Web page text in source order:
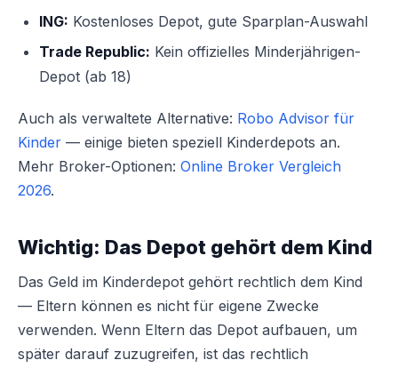
ING: Kostenloses Depot, gute Sparplan-Auswahl
Trade Republic: Kein offizielles Minderjährigen-
Depot (ab 18)
Auch als verwaltete Alternative: Robo Advisor für
Kinder — einige bieten speziell Kinderdepots an.
Mehr Broker-Optionen: Online Broker Vergleich
2026.
Wichtig: Das Depot gehört dem Kind
Das Geld im Kinderdepot gehört rechtlich dem Kind
— Eltern können es nicht für eigene Zwecke
verwenden. Wenn Eltern das Depot aufbauen, um
später darauf zuzugreifen, ist das rechtlich